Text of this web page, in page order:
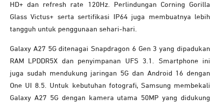
HD+ dan refresh rate 120Hz. Perlindungan Corning Gorilla
Glass Victus+ serta sertifikasi IP64 juga membuatnya lebih
tangguh untuk penggunaan sehari-hari.
Galaxy A27 5G ditenagai Snapdragon 6 Gen 3 yang dipadukan
RAM LPDDR5X dan penyimpanan UFS 3.1. Smartphone ini
juga sudah mendukung jaringan 5G dan Android 16 dengan
One UI 8.5. Untuk kebutuhan fotografi, Samsung membekali
Galaxy A27 5G dengan kamera utama 50MP yang didukung